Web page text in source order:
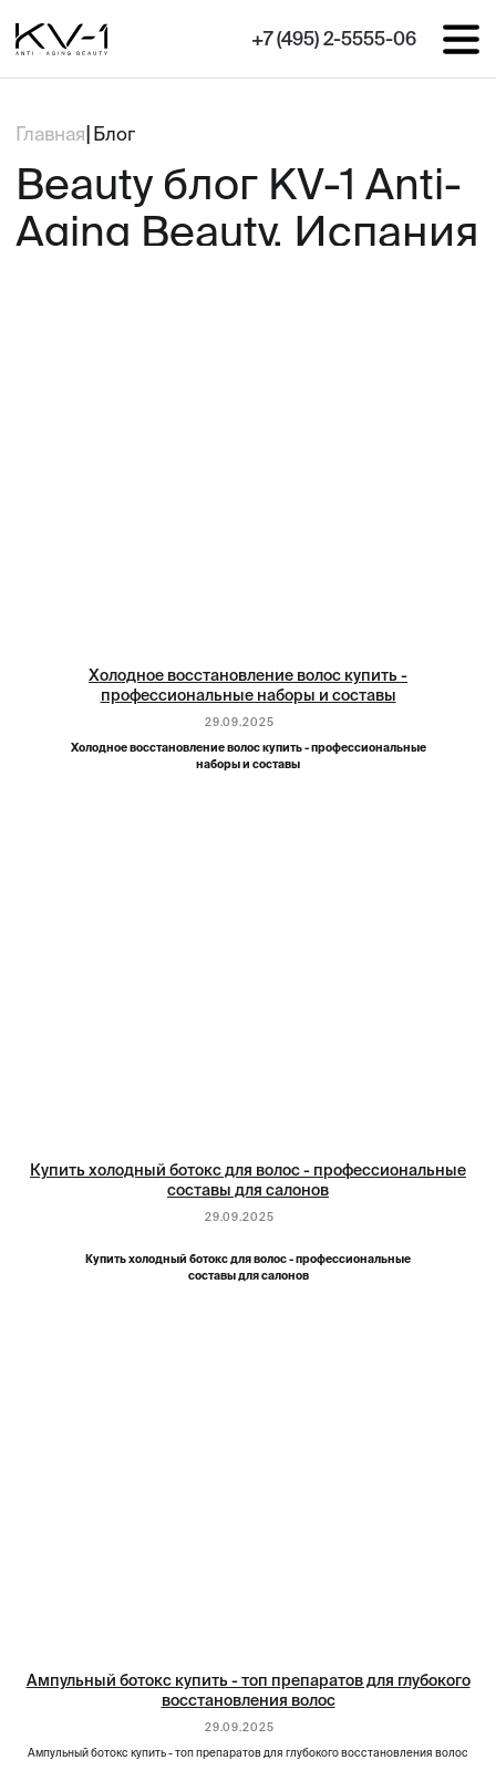
Beauty блог KV-1 Anti-
Aging Beauty, Испания
Холодное восстановление волос купить -
профессиональные наборы и составы
29.09.2025
Холодное восстановление волос купить - профессиональные
наборы и составы
Купить холодный ботокс для волос - профессиональные
составы для салонов
29.09.2025
Купить холодный ботокс для волос - профессиональные
составы для салонов
Ампульный ботокс купить - топ препаратов для глубокого
восстановления волос
29.09.2025
Ампульный ботокс купить - топ препаратов для глубокого восстановления волос